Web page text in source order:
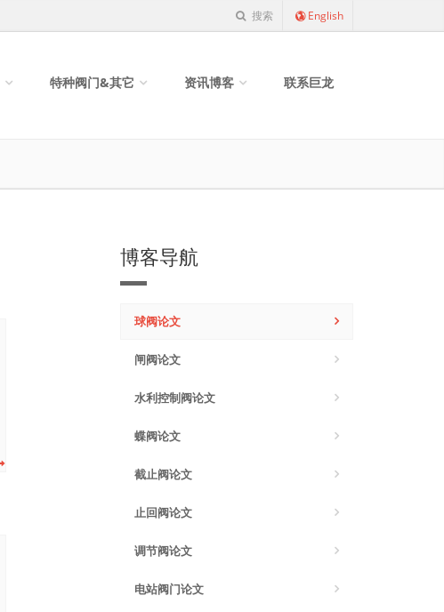
搜索 English
特种阀门&其它 资讯博客 联系巨龙
博客导航
球阀论文
闸阀论文
水利控制阀论文
蝶阀论文
截止阀论文
止回阀论文
调节阀论文
电站阀门论文